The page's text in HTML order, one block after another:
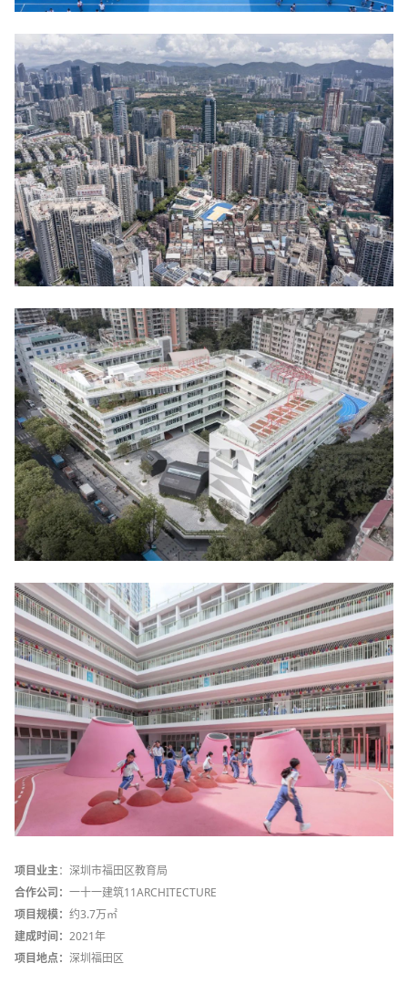
项目业主：深圳市福田区教育局
合作公司： 一十一建筑11ARCHITECTURE
项目规模： 约3.7万㎡
建成时间： 2021年
项目地点： 深圳福田区